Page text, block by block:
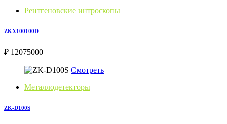
Рентгеновские интроскопы
ZKX100100D
₽ 12075000
Смотреть
Металлодетекторы
ZK-D100S